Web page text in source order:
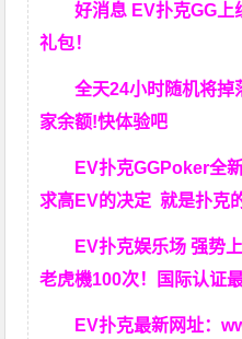
好消息 EV扑克GG上
礼包！
全天24小时随机将掉
家余额!快体验吧
EV扑克GGPoker全
求高EV的决定就是扑克
EV扑克娱乐场 强势
老虎機100次！国际认证最
EV扑克最新网址：